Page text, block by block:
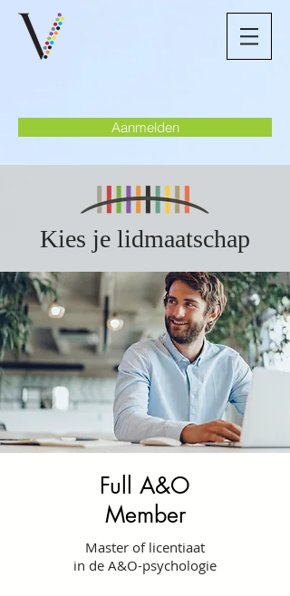
Aanmelden
Kies je lidmaatschap
Full A&O
Member
Master of licentiaat
in de A&O-psychologie